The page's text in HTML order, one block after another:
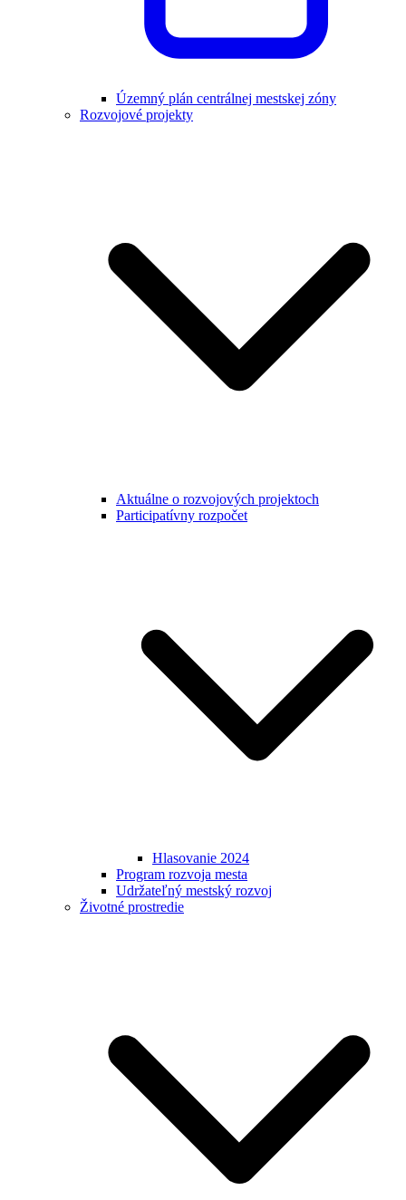
Územný plán centrálnej mestskej zóny
Rozvojové projekty
Aktuálne o rozvojových projektoch
Participatívny rozpočet
Hlasovanie 2024
Program rozvoja mesta
Udržateľný mestský rozvoj
Životné prostredie